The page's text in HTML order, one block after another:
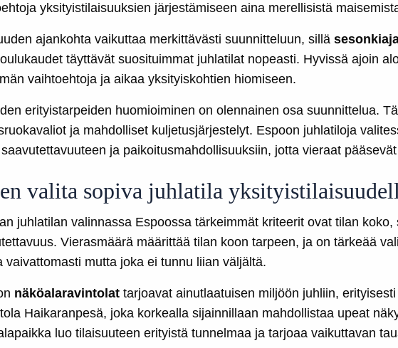
yksityistilaisuuksien järjestämiseen aina merellisistä
ajankohta vaikuttaa merkittävästi suunnitteluun, sillä
täyttävät suosituimmat juhlatilat nopeasti. Hyvissä ajoin
vaihtoehtoja ja aikaa yksityiskohtien hiomiseen.
erityistarpeiden huomioiminen on olennainen osa suunnittelua.
ja mahdolliset kuljetusjärjestelyt. Espoon juhlatiloja
ja paikoitusmahdollisuuksiin, jotta vieraat
valita sopiva juhlatila
juhlatilan valinnassa Espoossa tärkeimmät kriteerit ovat tilan
Vierasmäärä määrittää tilan koon tarpeen, ja on tärkeää
vaivattomasti mutta joka ei tunnu liian väljältä.
näköalaravintolat tarjoavat ainutlaatuisen miljöön juhliin,
Haikaranpesä, joka korkealla sijainnillaan mahdollistaa upeat
luo tilaisuuteen erityistä tunnelmaa ja tarjoaa vaikuttavan